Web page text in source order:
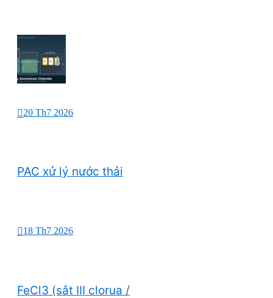
20 Th7 2026
PAC xử lý nước thải
18 Th7 2026
FeCl3 (sắt III clorua /